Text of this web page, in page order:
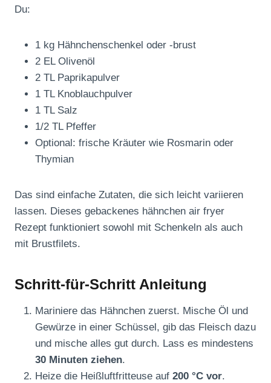
Du:
1 kg Hähnchenschenkel oder -brust
2 EL Olivenöl
2 TL Paprikapulver
1 TL Knoblauchpulver
1 TL Salz
1/2 TL Pfeffer
Optional: frische Kräuter wie Rosmarin oder
Thymian
Das sind einfache Zutaten, die sich leicht variieren
lassen. Dieses gebackenes hähnchen air fryer
Rezept funktioniert sowohl mit Schenkeln als auch
mit Brustfilets.
Schritt-für-Schritt Anleitung
Mariniere das Hähnchen zuerst. Mische Öl und
Gewürze in einer Schüssel, gib das Fleisch dazu
und mische alles gut durch. Lass es mindestens
30 Minuten ziehen.
Heize die Heißluftfritteuse auf 200 °C vor.